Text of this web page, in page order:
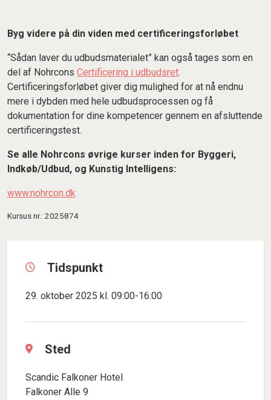
Byg videre på din viden med certificeringsforløbet
“Sådan laver du udbudsmaterialet” kan også tages som en
del af Nohrcons Certificering i udbudsret.
Certificeringsforløbet giver dig mulighed for at nå endnu
mere i dybden med hele udbudsprocessen og få
dokumentation for dine kompetencer gennem en afsluttende
certificeringstest.
Se alle Nohrcons øvrige kurser inden for Byggeri,
Indkøb/Udbud, og Kunstig Intelligens:
www.nohrcon.dk
Kursus nr.: 2025874
Tidspunkt
29. oktober 2025 kl. 09:00-16:00
Sted
Scandic Falkoner Hotel
Falkoner Alle 9